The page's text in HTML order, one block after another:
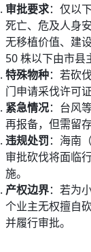
审批要求：仅以
死亡、危及人身
无移植价值、建
50 株以下由市县
特殊物种：若砍
门申请采伐许可
紧急情况：台风
再报备，但需留
违规处罚：海南
审批砍伐将面临
施。
产权边界：若为
个业主无权擅自
并履行审批。